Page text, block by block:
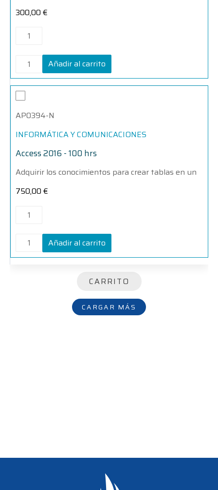
300,00 €
Añadir al carrito
AP0394-N
INFORMÁTICA Y COMUNICACIONES
Access 2016 - 100 hrs
Adquirir los conocimientos para crear tablas en un
750,00 €
Access
2016
100
cantidad
Access
2016
100
cantidad
Añadir al carrito
CARRITO
CARGAR MÁS